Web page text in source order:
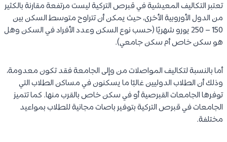
تعتبر التكاليف المعيشية في قبرص التركية ليست مرتفعة مقارنة بالكثير
من الدول الأوروبية الأخرى، حيث يمكن أن تتراوح متوسط السكن بين
150 – 250 يورو شهريًا (حسب نوع السكن وعدد الأفراد في السكن وهل
هو سكن خاص أم سكن جامعي).
أما بالنسبة لتكاليف المواصلات من وإلى الجامعة فقد تكون معدومة،
وذلك أن الطلاب الدوليين غالبًا ما يسكنون في مساكن الطلاب التي
توفرها الجامعات القبرصية أو في سكن خاص بالقرب منها. كما تتميز
الجامعات في قبرص التركية بتوفير باصات مجانية للطلاب بمواعيد
مختلفة.